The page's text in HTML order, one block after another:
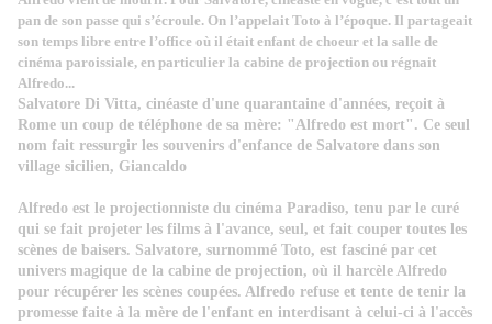
pan de son passe qui s’écroule. On l’appelait Toto à l’époque. Il partageait
son temps libre entre l’office où il était enfant de choeur et la salle de
cinéma paroissiale, en particulier la cabine de projection ou régnait
Alfredo...
Salvatore Di Vitta, cinéaste d'une quarantaine d'années, reçoit à
Rome un coup de téléphone de sa mère: "Alfredo est mort". Ce seul
nom fait ressurgir les souvenirs d'enfance de Salvatore dans son
village sicilien, Giancaldo
Alfredo est le projectionniste du cinéma Paradiso, tenu par le curé
qui se fait projeter les films à l'avance, seul, et fait couper toutes les
scènes de baisers. Salvatore, surnommé Toto, est fasciné par cet
univers magique de la cabine de projection, où il harcèle Alfredo
pour récupérer les scènes coupées. Alfredo refuse et tente de tenir la
promesse faite à la mère de l'enfant en interdisant à celui-ci à l'accès